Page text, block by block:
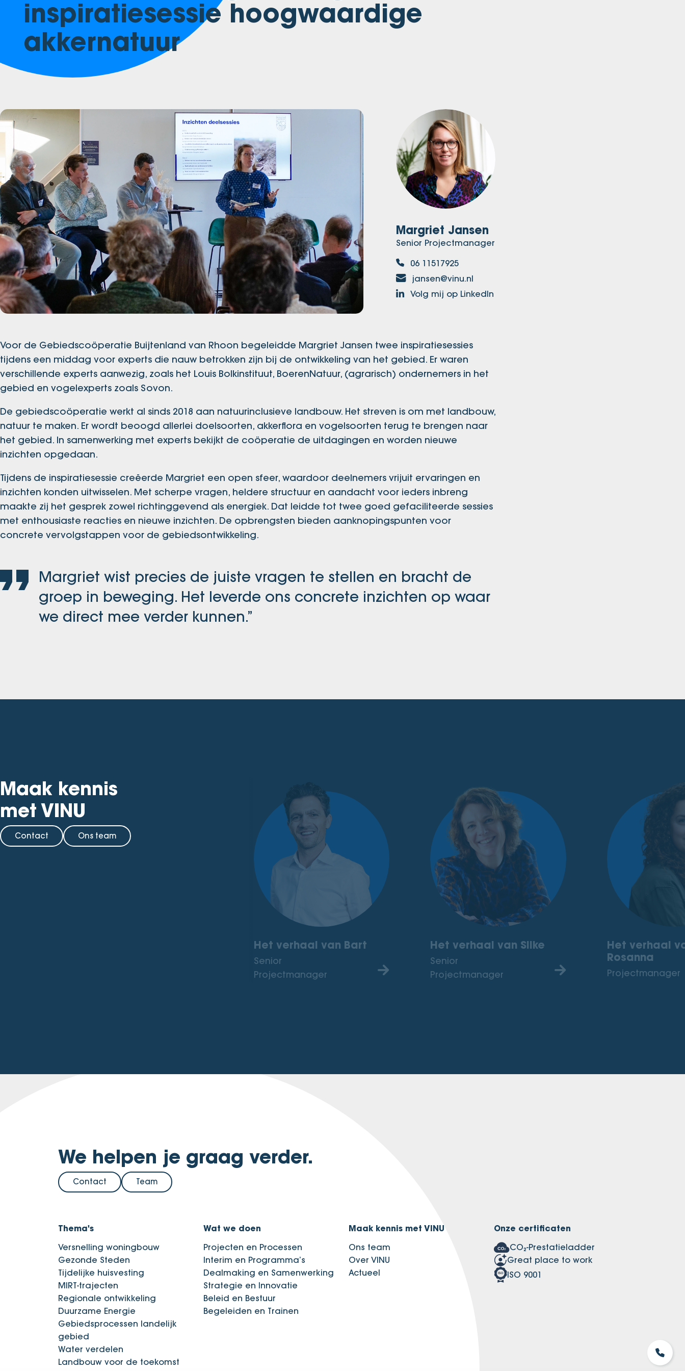
inspiratiesessie hoogwaardige
akkernatuur
Margriet Jansen
Senior Projectmanager
06 11517925
jansen@vinu.nl
Volg mij op LinkedIn
Voor de Gebiedscoöperatie Buijtenland van Rhoon begeleidde Margriet Jansen twee inspiratiesessies
tijdens een middag voor experts die nauw betrokken zijn bij de ontwikkeling van het gebied. Er waren
verschillende experts aanwezig, zoals het Louis Bolkinstituut, BoerenNatuur, (agrarisch) ondernemers in het
gebied en vogelexperts zoals Sovon.
De gebiedscoöperatie werkt al sinds 2018 aan natuurinclusieve landbouw. Het streven is om met landbouw,
natuur te maken. Er wordt beoogd allerlei doelsoorten, akkerflora en vogelsoorten terug te brengen naar
het gebied. In samenwerking met experts bekijkt de coöperatie de uitdagingen en worden nieuwe
inzichten opgedaan.
Tijdens de inspiratiesessie creëerde Margriet een open sfeer, waardoor deelnemers vrijuit ervaringen en
inzichten konden uitwisselen. Met scherpe vragen, heldere structuur en aandacht voor ieders inbreng
maakte zij het gesprek zowel richtinggevend als energiek. Dat leidde tot twee goed gefaciliteerde sessies
met enthousiaste reacties en nieuwe inzichten. De opbrengsten bieden aanknopingspunten voor
concrete vervolgstappen voor de gebiedsontwikkeling.
Margriet wist precies de juiste vragen te stellen en bracht de
groep in beweging. Het leverde ons concrete inzichten op waar
we direct mee verder kunnen.”
Maak kennis
met VINU
Contact Ons team
Het verhaal van Bart
Senior
Projectmanager
Het verhaal van Silke
Senior
Projectmanager
Het verhaal
Rosanna
Projectmanager
We helpen je graag verder.
Contact Team
Thema's
Versnelling woningbouw
Gezonde Steden
Tijdelijke huisvesting
MIRT-trajecten
Regionale ontwikkeling
Duurzame Energie
Gebiedsprocessen landelijk
gebied
Water verdelen
Landbouw voor de toekomst
Wat we doen
Projecten en Processen
Interim en Programma’s
Dealmaking en Samenwerking
Strategie en Innovatie
Beleid en Bestuur
Begeleiden en Trainen
Maak kennis met VINU
Ons team
Over VINU
Actueel
Onze certificaten
CO₂-Prestatieladder
Great place to work
ISO 9001